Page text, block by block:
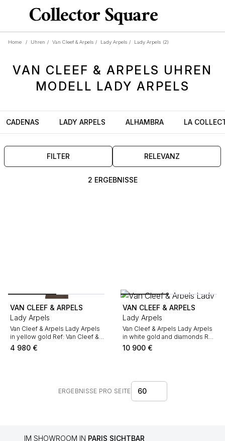
Home / Uhren / Van Cleef & Arpels / Lady Arpels / Lady Arpels (2)
VAN CLEEF & ARPELS UHREN
MODELL LADY ARPELS
CADENAS LADY ARPELS ALHAMBRA LA
FILTER RELEVANZ
2 ERGEBNISSE
VAN CLEEF & ARPELS
Lady Arpels
Van Cleef & Arpels Lady Arpels
in yellow gold Ref: Van Cleef &
Arpels - HH13290 Circa 2010
4 980 €
VAN CLEEF & ARPELS
Lady Arpels
Van Cleef & Arpels Lady Arpels
in white gold and diamonds Ref:
Van Cleef & Arpels - HH12474
Circa 2000
10 900 €
ERGEBNISSE PRO SEITE 60
IM SHOWROOM IN PARIS SICHTBAR